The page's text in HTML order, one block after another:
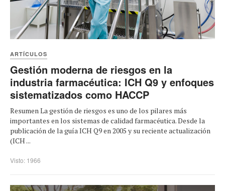
ARTÍCULOS
Gestión moderna de riesgos en la
industria farmacéutica: ICH Q9 y enfoques
sistematizados como HACCP
Resumen La gestión de riesgos es uno de los pilares más
importantes en los sistemas de calidad farmacéutica. Desde la
publicación de la guía ICH Q9 en 2005 y su reciente actualización
(ICH ...
Visto: 1966